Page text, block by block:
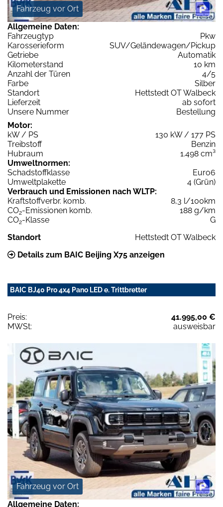
Fahrzeug vor Ort
Allgemeine Daten:
Fahrzeugtyp
Pkw
Karosserieform
SUV/Geländewagen/Pickup
Getriebe
Automatik
Kilometerstand
10 km
Anzahl der Türen
4/5
Farbe
Silber
Standort
Hettstedt OT Walbeck
Lieferzeit
ab sofort
Unsere Nummer
Bestellung
Motor:
kW / PS
130 kW / 177 PS
Treibstoff
Benzin
Hubraum
1.498 cm³
Umweltnormen:
Schadstoffklasse
Euro6
Umweltplakette
4 (Grün)
Verbrauch und Emissionen nach WLTP:
Kraftstoffverbr. komb.
8,3 l/100km
CO2-Emissionen komb.
188 g/km
CO2-Klasse
G
Standort
Hettstedt OT Walbeck
Details zum BAIC Beijing X75 anzeigen
BAIC BJ40 Pro 4x4 Pano LED e. Trittbretter
Preis:
41.995,00 €
MWSt:
ausweisbar
Fahrzeug vor Ort
Allgemeine Daten: